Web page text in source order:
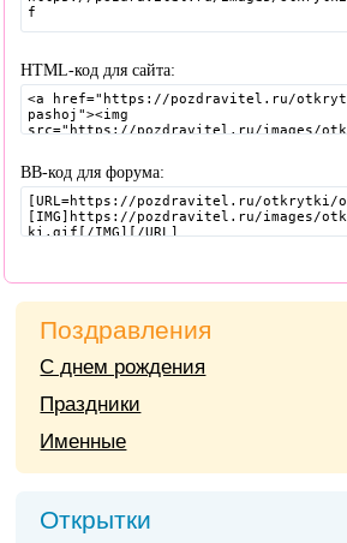
HTML-код для сайта:
BB-код для форума:
Поздравления
С днем рождения
Праздники
Именные
Открытки